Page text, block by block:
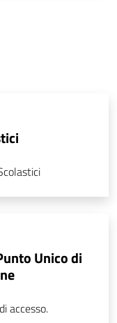
Unico di
accesso.